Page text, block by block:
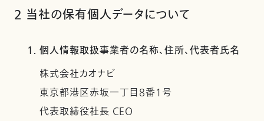
2 当社の保有個人データについて
1. 個人情報取扱事業者の名称、住所、代表者氏名
株式会社カオナビ
東京都港区赤坂一丁目8番1号
代表取締役社長 CEO